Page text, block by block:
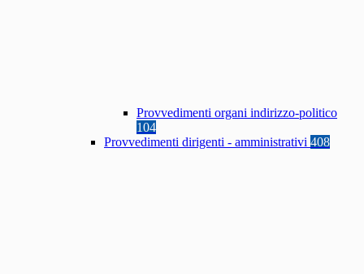
Provvedimenti organi indirizzo-politico
104
Provvedimenti dirigenti - amministrativi 408